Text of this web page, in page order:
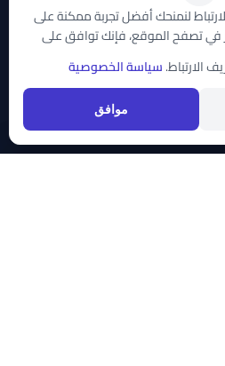
نايل سات
عرب سات
لنمنحك أفضل تجربة ممكنة على
في تصفح الموقع، فإنك توافق على
الارتباط.سياسة الخصوصية
موافق